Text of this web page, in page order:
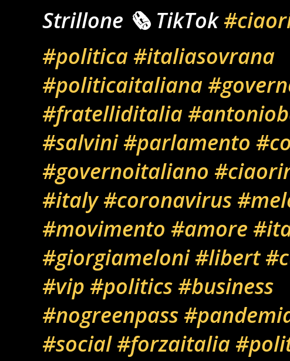
Strillone 🗞️ TikTok
#politica #italiasovrana
#politicaitaliana
#fratelliditalia
#salvini #parlamento
#governoitaliano
#italy #coronavirus
#movimento #amore
#giorgiameloni #libert
#vip #politics #business
#nogreenpass
#social #forzaitalia